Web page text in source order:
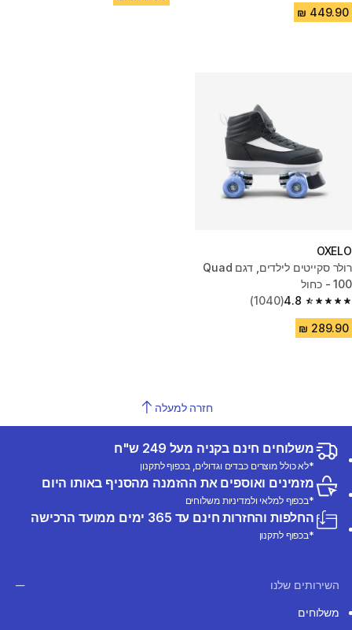
OXELO
רולר סקייטים לילדים, דגם Quad
100 - כחול
4.8
4.8 out of 5 stars from 1040 reviews
(1040)
חזרה למעלה
משלוחים חינם בקניה מעל 249 ש"ח
*לא כולל מוצרים כבדים וגדולים, בכפוף לתקנון
מזמינים ואוספים את ההזמנה מהסניף באותו היום
*בכפוף למלאי ולמדיניות משלוחים
החלפות והחזרות חינם עד 365 ימים ממועד הרכישה
*בכפוף לתקנון
השירותים שלנו
משלוחים